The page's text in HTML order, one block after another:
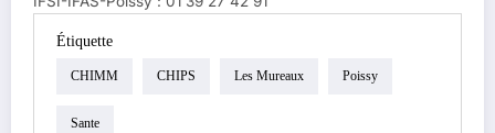
Étiquette
CHIMM CHIPS Les Mureaux Poissy
Sante